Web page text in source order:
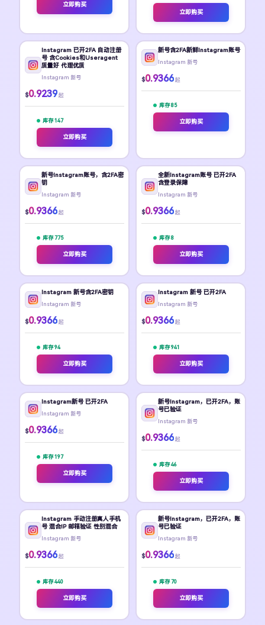
立即购买
立即购买
Instagram 已开2FA 自动注册
号 含Cookies和Useragent
质量好 代理优质
Instagram 新号
$0.9239 起
库存 147
立即购买
新号含2FA新鲜Instagram账号
Instagram 新号
$0.9366 起
库存 85
立即购买
新号Instagram账号，含2FA密
钥
Instagram 新号
$0.9366 起
库存 775
立即购买
全新Instagram账号 已开2FA
含登录保障
Instagram 新号
$0.9366 起
库存 8
立即购买
Instagram 新号含2FA密钥
Instagram 新号
$0.9366 起
库存 94
立即购买
Instagram 新号 已开2FA
Instagram 新号
$0.9366 起
库存 941
立即购买
Instagram新号 已开2FA
Instagram 新号
$0.9366 起
库存 197
立即购买
新号Instagram，已开2FA，账
号已验证
Instagram 新号
$0.9366 起
库存 46
立即购买
Instagram 手动注册真人手机
号 混合IP 邮箱验证 性别混合
Instagram 新号
$0.9366 起
库存 440
立即购买
新号Instagram，已开2FA，账
号已验证
Instagram 新号
$0.9366 起
库存 70
立即购买